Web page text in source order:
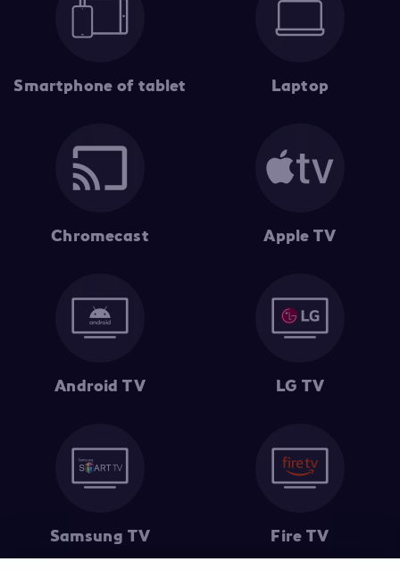
Smartphone of tablet Laptop
Chromecast Apple TV
Android TV LG TV
Samsung TV Fire TV